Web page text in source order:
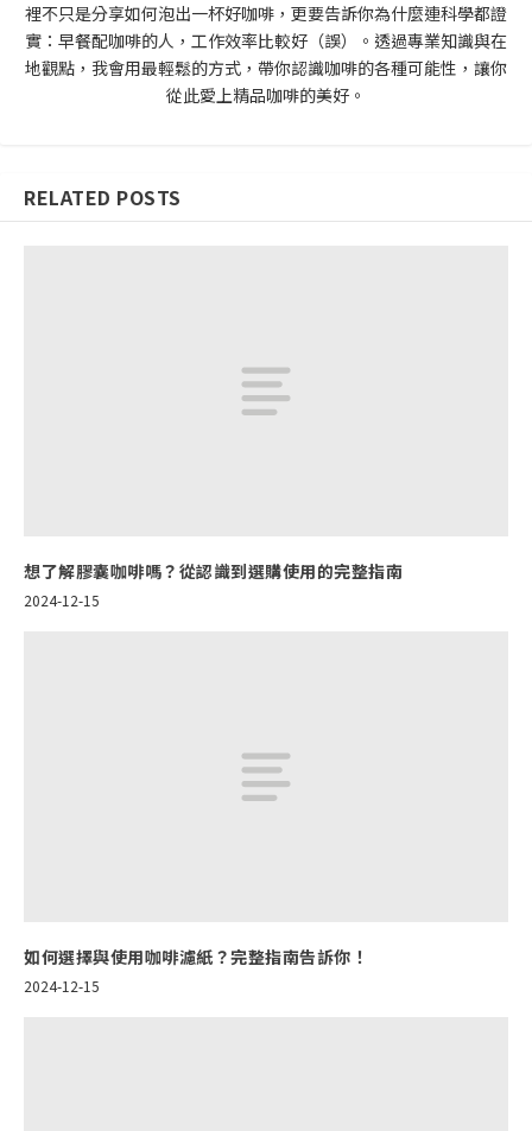
裡不只是分享如何泡出一杯好咖啡，更要告訴你為什麼連科學都證
實：早餐配咖啡的人，工作效率比較好（誤）。透過專業知識與在
地觀點，我會用最輕鬆的方式，帶你認識咖啡的各種可能性，讓你
從此愛上精品咖啡的美好。
RELATED POSTS
想了解膠囊咖啡嗎？從認識到選購使用的完整指南
2024-12-15
如何選擇與使用咖啡濾紙？完整指南告訴你！
2024-12-15